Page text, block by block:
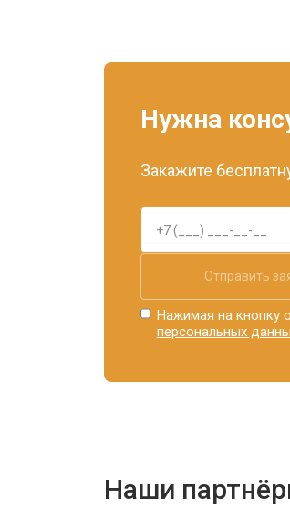
Нужна
Закажите
Отправить
Нажимая на кнопку
персональных
Наши